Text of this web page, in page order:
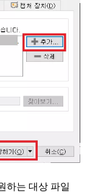
하는 대상 파일